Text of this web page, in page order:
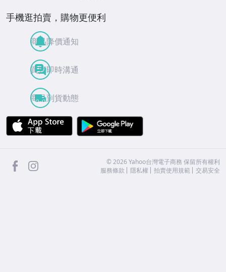
手機逛拍賣，購物更便利
商品降價通知
買賣即時溝通
商品到貨動態
APP Store
facebook ©2026 Yahoo台灣電子商務 保留所有權利
服務條款
隱私權 拍賣使用規範 交易安全